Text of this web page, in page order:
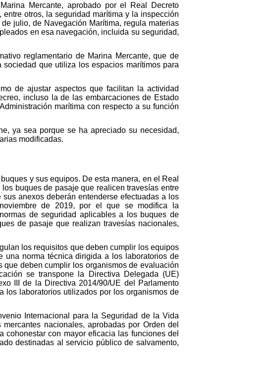
Mercante, aprobado por el Real Decreto
otros, la seguridad marítima y la inspección
julio, de Navegación Marítima, regula materias
en esa navegación, incluida su seguridad,
reglamentario de Marina Mercante, que de
que utiliza los espacios marítimos para
de ajustar aspectos que facilitan la actividad
incluso la de las embarcaciones de Estado
marítima con respecto a su función
ya sea porque se ha apreciado su necesidad,
modificadas.
y sus equipos. De esta manera, en el Real
buques de pasaje que realicen travesías entre
anexos deberán entenderse efectuadas a los
de 2019, por el que se modifica la
de seguridad aplicables a los buques de
de pasaje que realizan travesías nacionales,
los requisitos que deben cumplir los equipos
una norma técnica dirigida a los laboratorios de
deben cumplir los organismos de evaluación
se transpone la Directiva Delegada (UE)
III de la Directiva 2014/90/UE del Parlamento
los laboratorios utilizados por los organismos de
Internacional para la Seguridad de la Vida
nacionales, aprobadas por Orden del
cohonestar con mayor eficacia las funciones del
destinadas al servicio público de salvamento,